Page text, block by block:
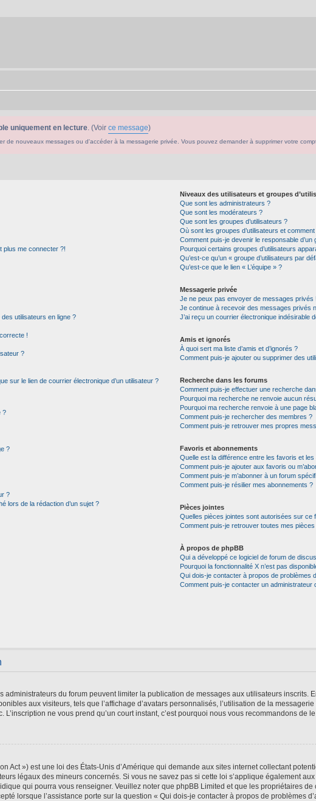
uniquement en lecture. (Voir ce message)
de nouveaux messages ou d'accéder à la messagerie privée. Vous pouvez demander à supprimer votre
plus me connecter ?!
utilisateurs en ligne ?
!
?
sur le lien de courrier électronique d’un utilisateur ?
?
?
?
lors de la rédaction d’un sujet ?
Niveaux des utilisateurs et groupes
Que sont les administrateurs ?
Que sont les modérateurs ?
Que sont les groupes d’utilisateurs ?
Où sont les groupes d’utilisateurs et
Comment puis-je devenir le responsable d’un
Pourquoi certains groupes d’utilisateurs
Qu’est-ce qu’un « groupe d’utilisateurs par
Qu’est-ce que le lien « L’équipe » ?
Messagerie privée
Je ne peux pas envoyer de messages privés !
Je continue à recevoir des messages privés
J’ai reçu un courrier électronique indésirable
Amis et ignorés
À quoi sert ma liste d’amis et d’ignorés ?
Comment puis-je ajouter ou supprimer des
Recherche dans les forums
Comment puis-je effectuer une recherche
Pourquoi ma recherche ne renvoie aucun
Pourquoi ma recherche renvoie à une page
Comment puis-je rechercher des membres ?
Comment puis-je retrouver mes propres
Favoris et abonnements
Quelle est la différence entre les favoris et
Comment puis-je ajouter aux favoris ou
Comment puis-je m’abonner à un forum
Comment puis-je résilier mes abonnements ?
Pièces jointes
Quelles pièces jointes sont autorisées sur ce
Comment puis-je retrouver toutes mes pièces
À propos de phpBB
Qui a développé ce logiciel de forum de
Pourquoi la fonctionnalité X n’est pas
Qui dois-je contacter à propos de problèmes
Comment puis-je contacter un administrateur
administrateurs du forum peuvent limiter la publication de messages aux utilisateurs inscrits.
aux visiteurs, tels que l’affichage d’avatars personnalisés, l’utilisation de la
L’inscription ne vous prend qu’un court instant, c’est pourquoi nous vous recommandons de
Act ») est une loi des États-Unis d’Amérique qui demande aux sites internet collectant
légaux des mineurs concernés. Si vous ne savez pas si cette loi s’applique également
qui pourra vous renseigner. Veuillez noter que phpBB Limited et que les propriétaires
lorsque l’assistance porte sur la question « Qui dois-je contacter à propos de problèmes